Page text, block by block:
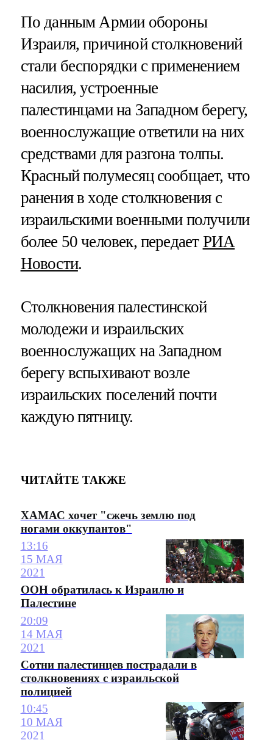
По данным Армии обороны
Израиля, причиной столкновений
стали беспорядки с применением
насилия, устроенные
палестинцами на Западном берегу,
военнослужащие ответили на них
средствами для разгона толпы.
Красный полумесяц сообщает, что
ранения в ходе столкновения с
израильскими военными получили
более 50 человек, передает РИА
Новости.
Столкновения палестинской
молодежи и израильских
военнослужащих на Западном
берегу вспыхивают возле
израильских поселений почти
каждую пятницу.
ЧИТАЙТЕ ТАКЖЕ
ХАМАС хочет "сжечь землю под
ногами оккупантов"
13:16
15 МАЯ
2021
ООН обратилась к Израилю и
Палестине
20:09
14 МАЯ
2021
Сотни палестинцев пострадали в
столкновениях с израильской
полицией
10:45
10 МАЯ
2021